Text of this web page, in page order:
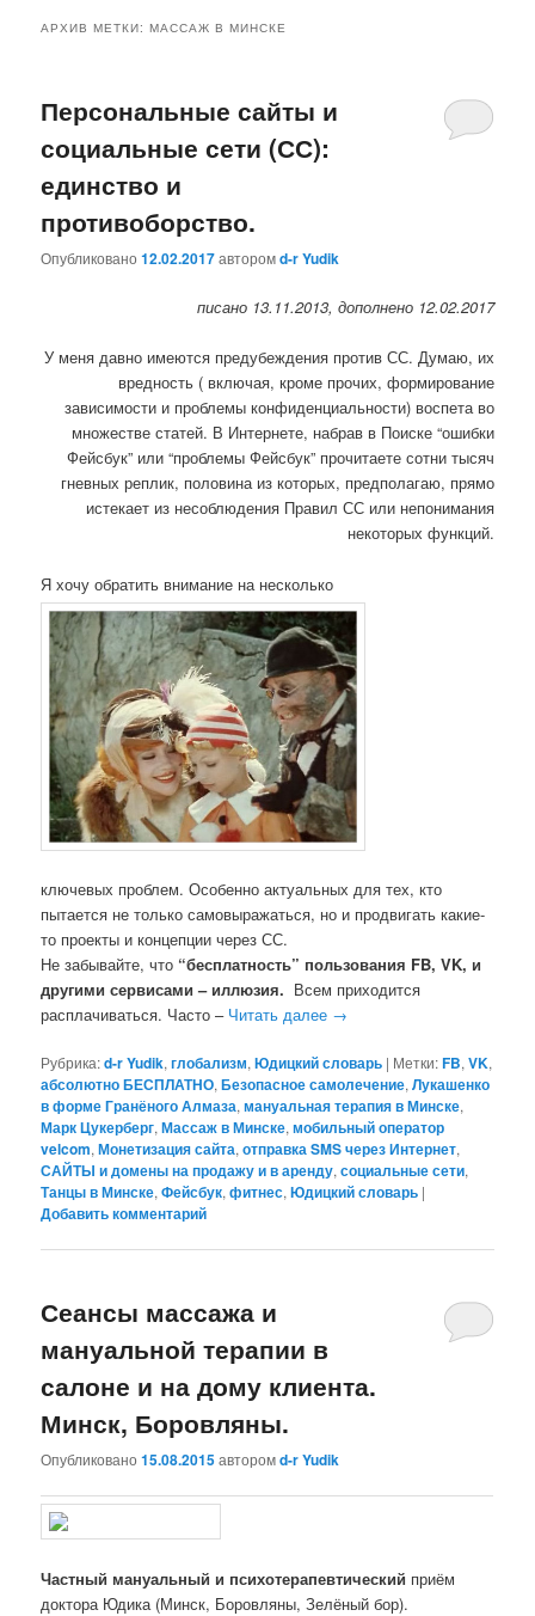
АРХИВ МЕТКИ:МАССАЖ В МИНСКЕ
Персональные сайты и
социальные сети (СС):
единство и
противоборство.
Опубликовано12.02.2017авторомd-r Yudik
писано 13.11.2013, дополнено 12.02.2017
У меня давно имеются предубеждения против СС. Думаю, их
вредность ( включая, кроме прочих, формирование
зависимости и проблемы конфиденциальности) воспета во
множестве статей. В Интернете, набрав в Поиске “ошибки
Фейсбук” или “проблемы Фейсбук” прочитаете сотни тысяч
гневных реплик, половина из которых, предполагаю, прямо
истекает из несоблюдения Правил СС или непонимания
некоторых функций.
Я хочу обратить внимание на несколько
ключевых проблем. Особенно актуальных для тех, кто
пытается не только самовыражаться, но и продвигать какие-
то проекты и концепции через СС.
Не забывайте, что “бесплатность” пользования FB, VK, и
другими сервисами – иллюзия. Всем приходится
расплачиваться. Часто – Читать далее →
Рубрика:d-r Yudik,глобализм,Юдицкий словарь | Метки:FB,VK,
абсолютно БЕСПЛАТНО,Безопасное самолечение,Лукашенко
в форме Гранёного Алмаза,мануальная терапия в Минске,
Марк Цукерберг,Массаж в Минске,мобильный оператор
velcom,Монетизация сайта,отправка SMS через Интернет,
САЙТЫ и домены на продажу и в аренду,социальные сети,
Танцы в Минске,Фейсбук,фитнес,Юдицкий словарь |
Добавить комментарий
Сеансы массажа и
мануальной терапии в
салоне и на дому клиента.
Минск, Боровляны.
Опубликовано15.08.2015авторомd-r Yudik
Частный мануальный и психотерапевтический приём
доктора Юдика (Минск, Боровляны, Зелёный бор).